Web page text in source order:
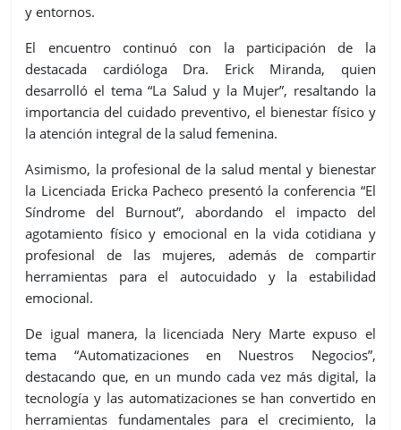
y entornos.
El encuentro continuó con la participación de la
destacada cardióloga Dra. Erick Miranda, quien
desarrolló el tema “La Salud y la Mujer”, resaltando la
importancia del cuidado preventivo, el bienestar físico y
la atención integral de la salud femenina.
Asimismo, la profesional de la salud mental y bienestar
la Licenciada Ericka Pacheco presentó la conferencia “El
Síndrome del Burnout”, abordando el impacto del
agotamiento físico y emocional en la vida cotidiana y
profesional de las mujeres, además de compartir
herramientas para el autocuidado y la estabilidad
emocional.
De igual manera, la licenciada Nery Marte expuso el
tema “Automatizaciones en Nuestros Negocios”,
destacando que, en un mundo cada vez más digital, la
tecnología y las automatizaciones se han convertido en
herramientas fundamentales para el crecimiento, la